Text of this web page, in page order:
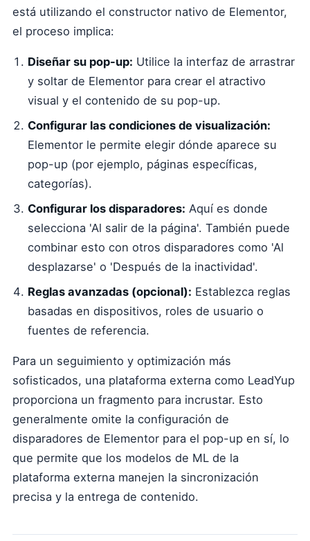
está utilizando el constructor nativo de Elementor,
el proceso implica:
Diseñar su pop-up: Utilice la interfaz de arrastrar
y soltar de Elementor para crear el atractivo
visual y el contenido de su pop-up.
Configurar las condiciones de visualización:
Elementor le permite elegir dónde aparece su
pop-up (por ejemplo, páginas específicas,
categorías).
Configurar los disparadores: Aquí es donde
selecciona 'Al salir de la página'. También puede
combinar esto con otros disparadores como 'Al
desplazarse' o 'Después de la inactividad'.
Reglas avanzadas (opcional): Establezca reglas
basadas en dispositivos, roles de usuario o
fuentes de referencia.
Para un seguimiento y optimización más
sofisticados, una plataforma externa como LeadYup
proporciona un fragmento para incrustar. Esto
generalmente omite la configuración de
disparadores de Elementor para el pop-up en sí, lo
que permite que los modelos de ML de la
plataforma externa manejen la sincronización
precisa y la entrega de contenido.